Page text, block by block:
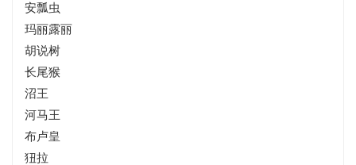
安瓢虫
玛丽露丽
胡说树
长尾猴
沼王
河马王
布卢皇
狃拉